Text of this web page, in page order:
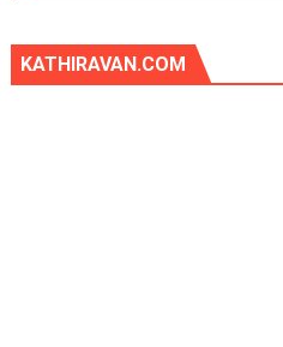
KATHIRAVAN.COM